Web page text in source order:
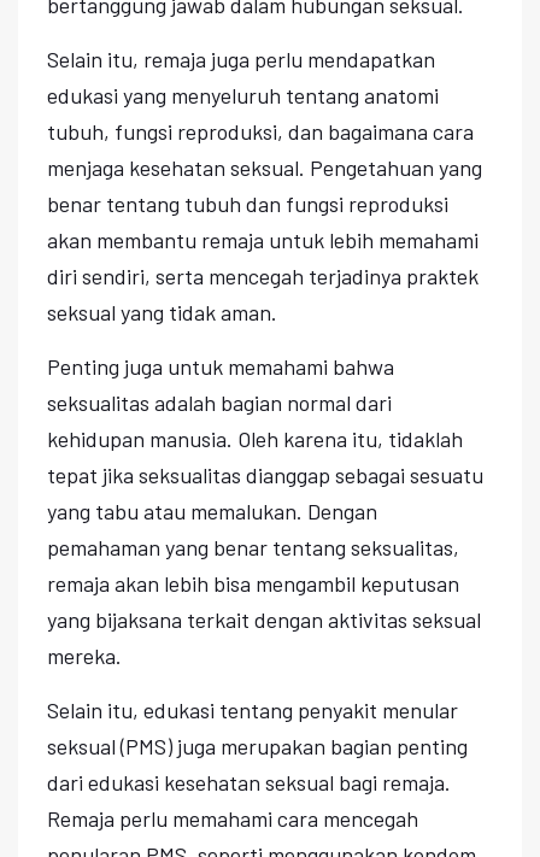
Selain itu, remaja juga perlu mendapatkan
edukasi yang menyeluruh tentang anatomi
tubuh, fungsi reproduksi, dan bagaimana cara
menjaga kesehatan seksual. Pengetahuan yang
benar tentang tubuh dan fungsi reproduksi
akan membantu remaja untuk lebih memahami
diri sendiri, serta mencegah terjadinya praktek
seksual yang tidak aman.
Penting juga untuk memahami bahwa
seksualitas adalah bagian normal dari
kehidupan manusia. Oleh karena itu, tidaklah
tepat jika seksualitas dianggap sebagai sesuatu
yang tabu atau memalukan. Dengan
pemahaman yang benar tentang seksualitas,
remaja akan lebih bisa mengambil keputusan
yang bijaksana terkait dengan aktivitas seksual
mereka.
Selain itu, edukasi tentang penyakit menular
seksual (PMS) juga merupakan bagian penting
dari edukasi kesehatan seksual bagi remaja.
Remaja perlu memahami cara mencegah